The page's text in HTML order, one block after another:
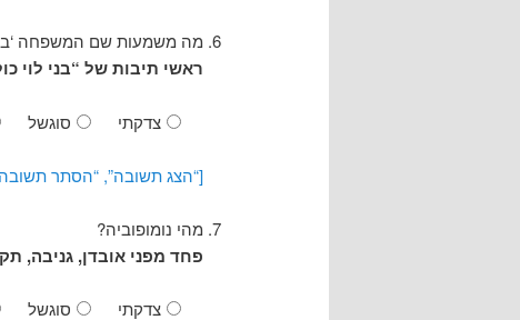
מה משמעות שם המשפחה
ראשי תיבות של “בני לוי
צדקתי סוגשל
[“הצג תשובה”, “הסתר
מהי נומופוביה?
פחד מפני אובדן, גניבה,
צדקתי סוגשל